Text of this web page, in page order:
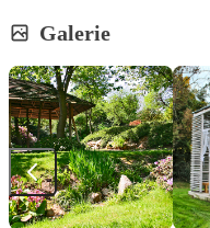
Galerie